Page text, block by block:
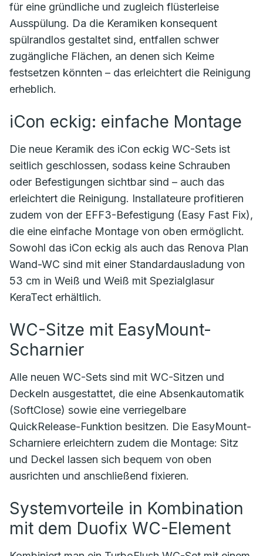
für eine gründliche und zugleich flüsterleise
Ausspülung. Da die Keramiken konsequent
spülrandlos gestaltet sind, entfallen schwer
zugängliche Flächen, an denen sich Keime
festsetzen könnten – das erleichtert die Reinigung
erheblich.
iCon eckig: einfache Montage
Die neue Keramik des iCon eckig WC-Sets ist
seitlich geschlossen, sodass keine Schrauben
oder Befestigungen sichtbar sind – auch das
erleichtert die Reinigung. Installateure profitieren
zudem von der EFF3-Befestigung (Easy Fast Fix),
die eine einfache Montage von oben ermöglicht.
Sowohl das iCon eckig als auch das Renova Plan
Wand-WC sind mit einer Standardausladung von
53 cm in Weiß und Weiß mit Spezialglasur
KeraTect erhältlich.
WC-Sitze mit EasyMount-
Scharnier
Alle neuen WC-Sets sind mit WC-Sitzen und
Deckeln ausgestattet, die eine Absenkautomatik
(SoftClose) sowie eine verriegelbare
QuickRelease-Funktion besitzen. Die EasyMount-
Scharniere erleichtern zudem die Montage: Sitz
und Deckel lassen sich bequem von oben
ausrichten und anschließend fixieren.
Systemvorteile in Kombination
mit dem Duofix WC-Element